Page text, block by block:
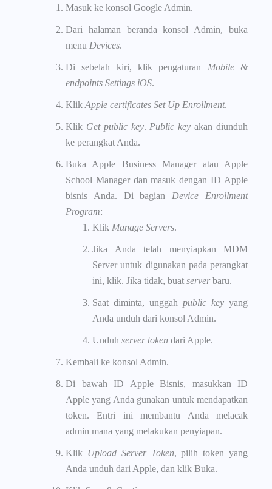
Masuk ke konsol Google Admin.
Dari halaman beranda konsol Admin, buka
menu Devices.
Di sebelah kiri, klik pengaturan Mobile &
endpoints Settings iOS.
Klik Apple certificates Set Up Enrollment.
Klik Get public key. Public key akan diunduh
ke perangkat Anda.
Buka Apple Business Manager atau Apple
School Manager dan masuk dengan ID Apple
bisnis Anda. Di bagian Device Enrollment
Program:
Klik Manage Servers.
Jika Anda telah menyiapkan MDM
Server untuk digunakan pada perangkat
ini, klik. Jika tidak, buat server baru.
Saat diminta, unggah public key yang
Anda unduh dari konsol Admin.
Unduh server token dari Apple.
Kembali ke konsol Admin.
Di bawah ID Apple Bisnis, masukkan ID
Apple yang Anda gunakan untuk mendapatkan
token. Entri ini membantu Anda melacak
admin mana yang melakukan penyiapan.
Klik Upload Server Token, pilih token yang
Anda unduh dari Apple, dan klik Buka.